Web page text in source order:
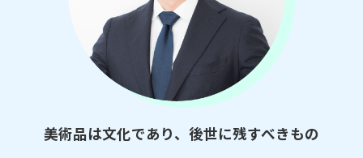
美術品は文化であり、後世に残すべきもの